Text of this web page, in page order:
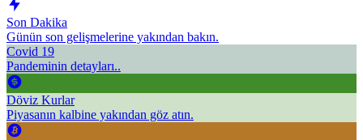
Son Dakika
Günün son gelişmelerine yakından bakın.
Covid 19
Pandeminin detayları..
Döviz Kurlar
Piyasanın kalbine yakından göz atın.